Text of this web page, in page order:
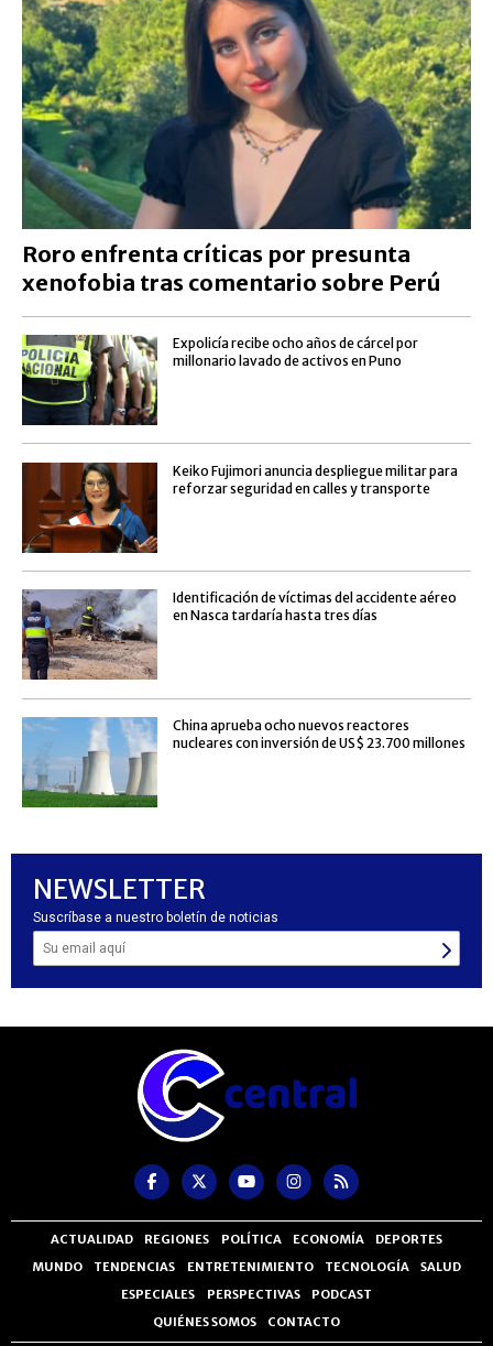
Roro enfrenta críticas por presunta
xenofobia tras comentario sobre Perú
Expolicía recibe ocho años de cárcel por
millonario lavado de activos en Puno
Keiko Fujimori anuncia despliegue militar para
reforzar seguridad en calles y transporte
Identificación de víctimas del accidente aéreo
en Nasca tardaría hasta tres días
China aprueba ocho nuevos reactores
nucleares con inversión de US$ 23.700 millones
NEWSLETTER
Suscríbase a nuestro boletín de noticias
ACTUALIDAD REGIONES POLÍTICA ECONOMÍA
DEPORTES
MUNDO
TENDENCIAS ENTRETENIMIENTO TECNOLOGÍA
SALUD
ESPECIALES
PERSPECTIVAS
PODCAST
QUIÉNES SOMOS
CONTACTO